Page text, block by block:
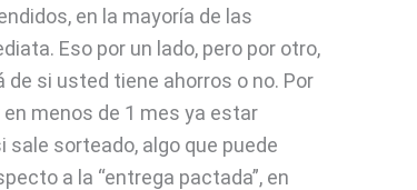
en la mayoría de las
Eso por un lado, pero por otro,
si usted tiene ahorros o no. Por
menos de 1 mes ya estar
sale sorteado, algo que puede
a la “entrega pactada”, en